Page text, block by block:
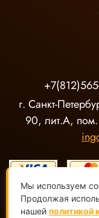
г. Санкт-
90, лит.А,
Мы используем
Продолжая
нашей политикой